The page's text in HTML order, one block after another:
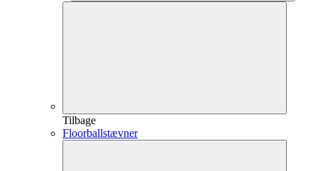
Tilbage
Floorballstævner